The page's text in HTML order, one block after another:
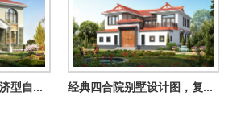
12×12米农村二层经济型自建房设计图，设计了6间卧室 经典四合院别墅设计图，复式挑空客厅让四合院更高端